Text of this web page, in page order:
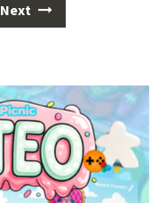
Next